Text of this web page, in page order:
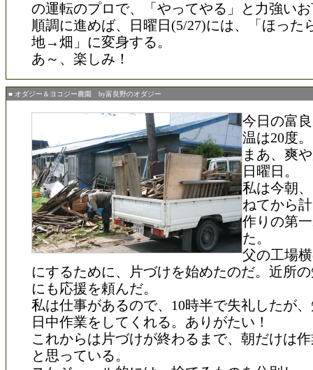
の運転のプロで、「やってやる」と力強い
順調に進めば、日曜日(5/27)には、「ほった
地→畑」に変身する。
あ～、楽しみ！
■ オダジー＆ヨコジー農園 by富良野のオダジー
今日の富
温は20度。
まあ、爽
日曜日。
私は今朝
ねてから
作りの第
た。
父の工場
にするために、片づけを始めたのだ。近所
にも応援を頼んだ。
私は仕事があるので、10時半で失礼したが
日中作業をしてくれる。ありがたい！
これからは片づけが終わるまで、朝だけは
と思っている。